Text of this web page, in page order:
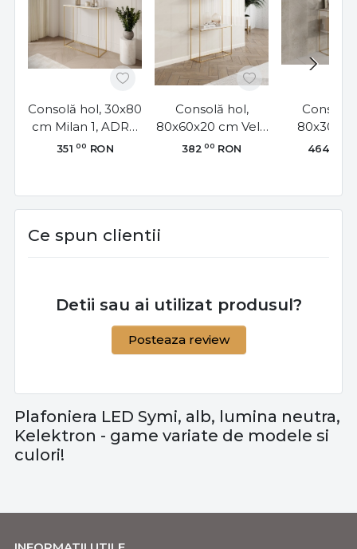
Consolă hol, 30x80
cm Milan 1, ADRK
Furniture
351 00 RON
Consolă hol,
80x60x20 cm Velo
1, ADRK Furniture
382 00 RON
Consolă
TONI 1,
464
Ce spun clientii
Detii sau ai utilizat produsul?
Posteaza review
Plafoniera LED Symi, alb, lumina neutra,
Kelektron - game variate de modele si
culori!